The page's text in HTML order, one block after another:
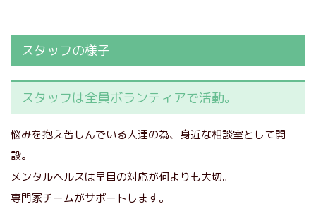
スタッフの様子
スタッフは全員ボランティアで活動。
悩みを抱え苦しんでいる人達の為、身近な相談室として開
設。
メンタルヘルスは早目の対応が何よりも大切。
専門家チームがサポートします。